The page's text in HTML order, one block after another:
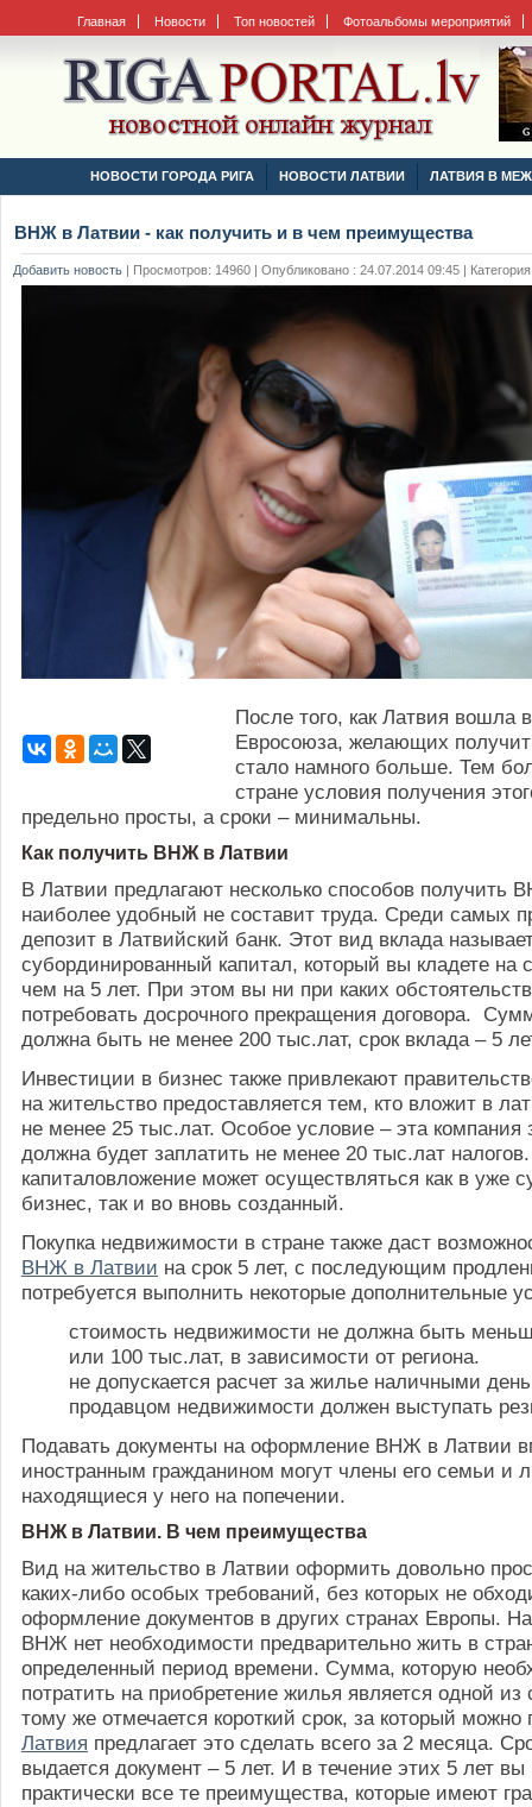
Главная Новости Топ новостей Фотоальбомы мероприятий
НОВОСТИ ГОРОДА РИГА НОВОСТИ ЛАТВИИ ЛАТВИЯ В
ВНЖ в Латвии - как получить и в чем преимущества
Добавить новость | Просмотров: 14960 | Опубликовано : 24.07.2014 09:45 |
После того, как Латвия вошла
Евросоюза, желающих
стало намного больше. Тем
стране условия получения
предельно просты, а сроки – минимальны.
Как получить ВНЖ в Латвии
В Латвии предлагают несколько способов получить
наиболее удобный не составит труда. Среди самых
депозит в Латвийский банк. Этот вид вклада
субординированный капитал, который вы кладете на
чем на 5 лет. При этом вы ни при каких
потребовать досрочного прекращения договора.
должна быть не менее 200 тыс.лат, срок вклада – 5
Инвестиции в бизнес также привлекают
на жительство предоставляется тем, кто вложит в
не менее 25 тыс.лат. Особое условие – эта компания
должна будет заплатить не менее 20 тыс.лат
капиталовложение может осуществляться как в уже
бизнес, так и во вновь созданный.
Покупка недвижимости в стране также даст
ВНЖ в Латвии на срок 5 лет, с последующим
потребуется выполнить некоторые дополнительные
стоимость недвижимости не должна быть
или 100 тыс.лат, в зависимости от региона.
не допускается расчет за жилье наличными
продавцом недвижимости должен выступать
Подавать документы на оформление ВНЖ в Латвии
иностранным гражданином могут члены его семьи и
находящиеся у него на попечении.
ВНЖ в Латвии. В чем преимущества
Вид на жительство в Латвии оформить довольно
каких-либо особых требований, без которых не
оформление документов в других странах Европы.
ВНЖ нет необходимости предварительно жить в
определенный период времени. Сумма, которую
потратить на приобретение жилья является одной
тому же отмечается короткий срок, за который
Латвия предлагает это сделать всего за 2 месяца.
выдается документ – 5 лет. И в течение этих 5 лет
практически все те преимущества, которые имеют